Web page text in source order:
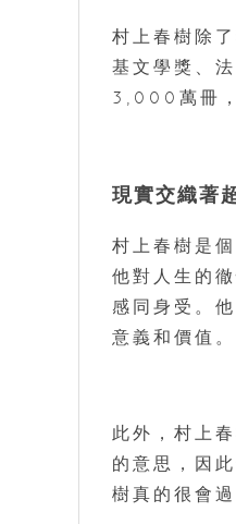
村上春樹除
基文學獎、
3,000萬冊，
現實交織著
村上春樹是
他對人生的
感同身受。
意義和價值。
此外，村上
的意思，因
樹真的很會過